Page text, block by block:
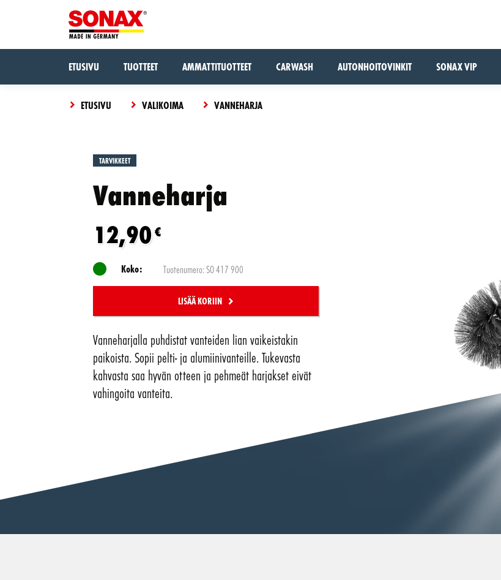
ETUSIVU TUOTTEET AMMATTITUOTTEET CARWASH AUTONHOITOVINKIT SONAX VIP
ETUSIVU VALIKOIMA VANNEHARJA
CLOSE
TARVIKKEET
Vanneharja
12,90€
Koko: Tuotenumero: SO 417 900
LISÄÄ KORIIN
Vanneharjalla puhdistat vanteiden lian vaikeistakin
paikoista. Sopii pelti- ja alumiinivanteille. Tukevasta
kahvasta saa hyvän otteen ja pehmeät harjakset eivät
vahingoita vanteita.